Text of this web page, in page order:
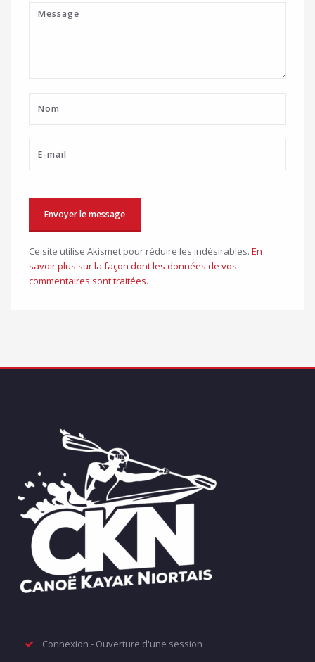
Ce site utilise Akismet pour réduire les indésirables. En
savoir plus sur la façon dont les données de vos
commentaires sont traitées.
Connexion - Ouverture d'une session